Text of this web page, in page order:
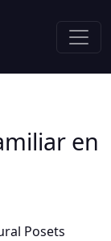
en
Posets